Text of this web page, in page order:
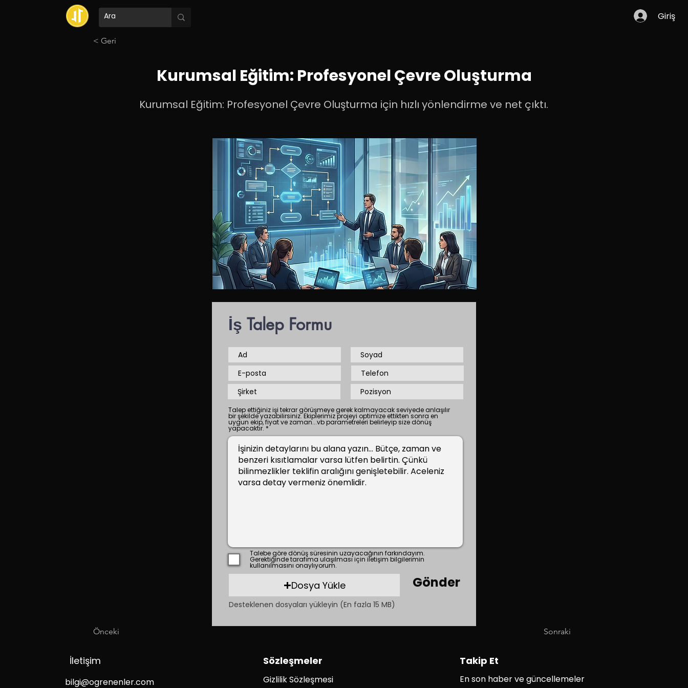
Giriş
< Geri
Kurumsal Eğitim: Profesyonel Çevre Oluşturma
Kurumsal Eğitim: Profesyonel Çevre Oluşturma için hızlı yönlendirme ve net çıktı.
İş Talep Formu
Talep ettiğiniz işi tekrar görüşmeye gerek kalmayacak seviyede anlaşılır
bir şekilde yazabilirsiniz. Ekiplerimiz projeyi optimize ettikten sonra en
uygun ekip, fiyat ve zaman...vb parametreleri belirleyip size dönüş
yapacaktır.
Talebe göre dönüş süresinin uzayacağının farkındayım.
Gerektiğinde tarafıma ulaşılması için iletişim bilgilerimin
kullanılmasını onaylıyorum.
Dosya Yükle
Desteklenen dosyaları yükleyin (En fazla 15 MB)
Gönder
Önceki Sonraki
İletişim
bilgi@ogrenenler.com
Sözleşmeler
Gizlilik Sözleşmesi
Takip Et
En son haber ve güncellemeler